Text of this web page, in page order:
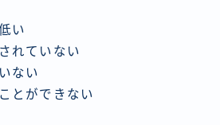
い
れていない
ない
とができない